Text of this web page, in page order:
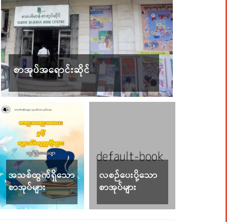
စာအုပ်အရောင်းဆိုင်
အသစ်ထွက်ရှိသော
စာအုပ်များ
လစဉ်ပေးပို့သော
စာအုပ်များ